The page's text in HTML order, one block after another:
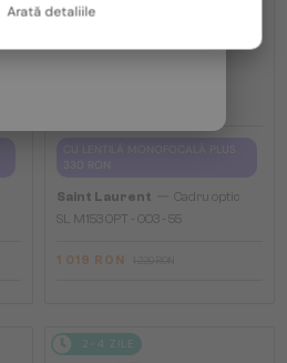
Saint Laurent
Cadru optic
SL M153 OPT - 003 - 55
1 019 RON
2-4 ZILE
Arată detaliile